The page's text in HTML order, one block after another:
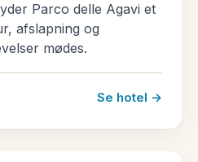
Parco delle Agavi et
afslapning og
mødes.
Se hotel →